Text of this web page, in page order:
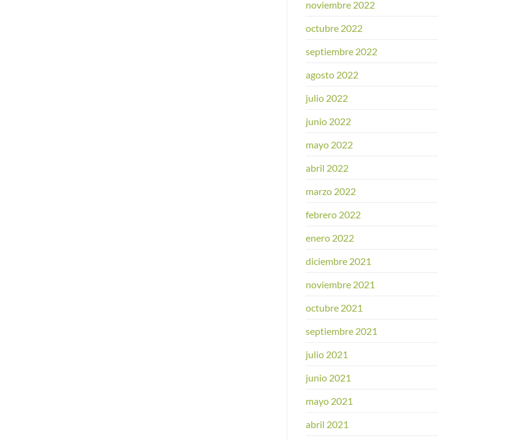
noviembre 2022
octubre 2022
septiembre 2022
agosto 2022
julio 2022
junio 2022
mayo 2022
abril 2022
marzo 2022
febrero 2022
enero 2022
diciembre 2021
noviembre 2021
octubre 2021
septiembre 2021
julio 2021
junio 2021
mayo 2021
abril 2021